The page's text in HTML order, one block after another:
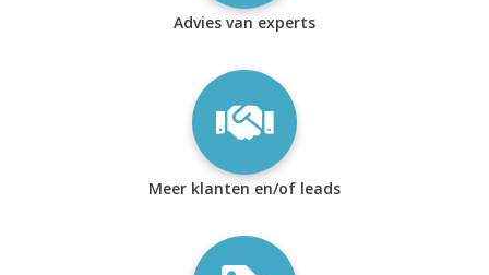
Advies van experts
Meer klanten en/of leads